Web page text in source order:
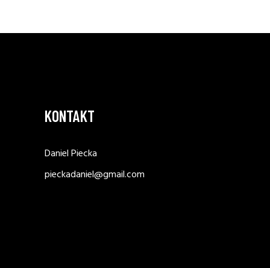
KONTAKT
Daniel Piecka
pieckadaniel@gmail.com